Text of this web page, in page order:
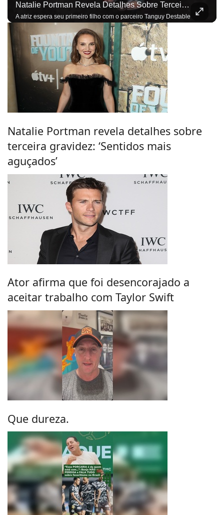
Natalie Portman Revela Detalhes Sobre Terceira Gravidez: ‘Sentidos Mais Aguçados’
A atriz espera seu primeiro filho com o parceiro Tanguy Destable
Natalie Portman revela detalhes sobre
terceira gravidez: ‘Sentidos mais
aguçados’
Ator afirma que foi desencorajado a
aceitar trabalho com Taylor Swift
Que dureza.